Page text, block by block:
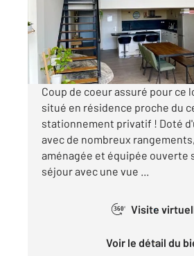
Appartement F3 à louer
831 €
par mois charges comprises
Coup de coeur assuré pour ce
situé en résidence proche du
stationnement privatif ! Doté
avec de nombreux
aménagée et équipée ouverte
séjour avec une vue ...
360° Visite
Voir le détail du